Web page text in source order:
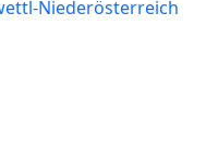
Niederösterreich